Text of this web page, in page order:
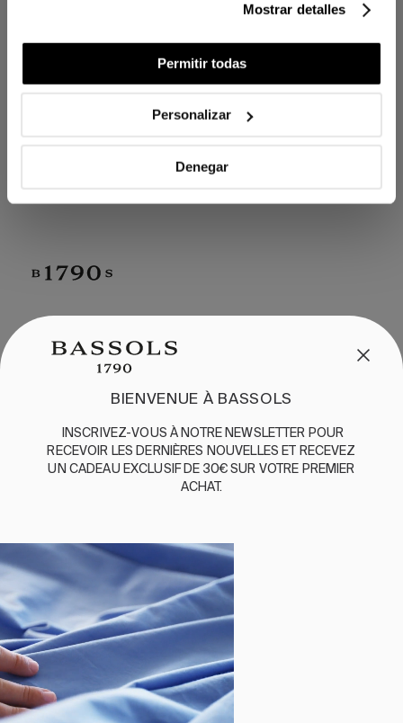
Mostrar detalles
Permitir todas
Personalizar
Denegar
BIENVENUE À BASSOLS
Inscrivez-vous à notre newsletter pour
recevoir les dernières nouvelles et recevez
un cadeau exclusif de 30€ sur votre
BASSOLS BUSINESS
SERVICE CLIENT
CONTACT +34 932 070 450
QUESTIONS FRÉQUENTES
ENGLISH / ESPAÑOL / FRANÇAIS
©2026 COPYRIGHT © 2013-PRESENT MAGENTO, INC. ALL
RIGHTS RESERVED.
TERMES ET CONDITIONS POLITIQUE DE CONFIDENTIALITÉ
SUIVEZ-NOUS
BIENVENUE À BASSOLS
INSCRIVEZ-VOUS À NOTRE NEWSLETTER POUR
RECEVOIR LES DERNIÈRES NOUVELLES ET RECEVEZ
UN CADEAU EXCLUSIF DE 30€SUR VOTRE PREMIER
ACHAT.